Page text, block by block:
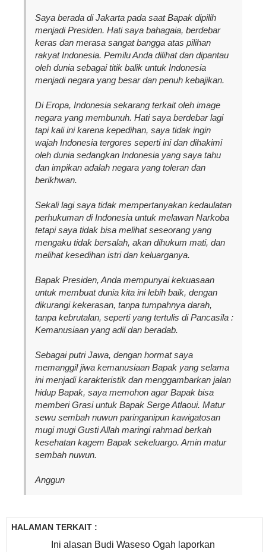
Saya berada di Jakarta pada saat Bapak dipilih
menjadi Presiden. Hati saya bahagaia, berdebar
keras dan merasa sangat bangga atas pilihan
rakyat Indonesia. Pemilu Anda dilihat dan dipantau
oleh dunia sebagai titik balik untuk Indonesia
menjadi negara yang besar dan penuh kebajikan.
Di Eropa, Indonesia sekarang terkait oleh image
negara yang membunuh. Hati saya berdebar lagi
tapi kali ini karena kepedihan, saya tidak ingin
wajah Indonesia tergores seperti ini dan dihakimi
oleh dunia sedangkan Indonesia yang saya tahu
dan impikan adalah negara yang toleran dan
berikhwan.
Sekali lagi saya tidak mempertanyakan kedaulatan
perhukuman di Indonesia untuk melawan Narkoba
tetapi saya tidak bisa melihat seseorang yang
mengaku tidak bersalah, akan dihukum mati, dan
melihat kesedihan istri dan keluarganya.
Bapak Presiden, Anda mempunyai kekuasaan
untuk membuat dunia kita ini lebih baik, dengan
dikurangi kekerasan, tanpa tumpahnya darah,
tanpa kebrutalan, seperti yang tertulis di Pancasila :
Kemanusiaan yang adil dan beradab.
Sebagai putri Jawa, dengan hormat saya
memanggil jiwa kemanusiaan Bapak yang selama
ini menjadi karakteristik dan menggambarkan jalan
hidup Bapak, saya memohon agar Bapak bisa
memberi Grasi untuk Bapak Serge Atlaoui. Matur
sewu sembah nuwun paringanipun kawigatosan
mugi mugi Gusti Allah maringi rahmad berkah
kesehatan kagem Bapak sekeluargo. Amin matur
sembah nuwun.
Anggun
HALAMAN TERKAIT :
Ini alasan Budi Waseso Ogah laporkan